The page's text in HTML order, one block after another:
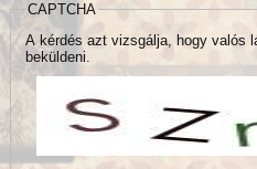
CAPTCHA
A kérdés azt vizsgálja, hogy valós
beküldeni.